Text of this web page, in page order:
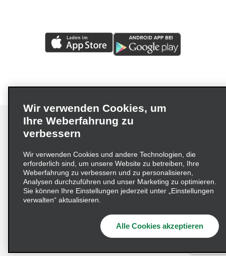
Impressum Nutzungsbedingungen
Datenschutzrichtlinie
Cookie-Richtlinie
Datenschutzoptionen
Lieferkettensorgfaltspflichtengesetz (LkSG) Grundsatzerklärung
Beschwerdeverfahren nach dem
© 2026 Enterprise Holdings, Inc. Alle Rechte vorbehalten
Wir verwenden Cookies, um
Ihre Weberfahrung zu
verbessern
Wir verwenden Cookies und andere Technologien, die
erforderlich sind, um unsere Website zu betreiben, Ihre
Weberfahrung zu verbessern und zu personalisieren,
Analysen durchzuführen und unser Marketing zu optimieren.
Sie können Ihre Einstellungen jederzeit unter „Einstellungen
verwalten“ aktualisieren.
Alle Cookies akzeptieren